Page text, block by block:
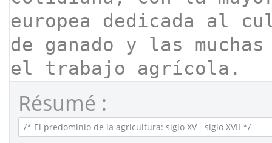
Résumé :